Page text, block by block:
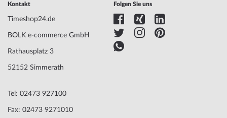
Bezeichnung
Funktionen Datum, Minute, Sekunde, Stunde
Gehäuse Material
Gehäusedicke
Wasserdichte
Gehäuse Farbe
Kontakt
Timeshop24.de
BOLK e-commerce GmbH
Rathausplatz 3
52152 Simmerath
Tel: 02473 927100
Fax: 02473 9271010
Folgen Sie uns